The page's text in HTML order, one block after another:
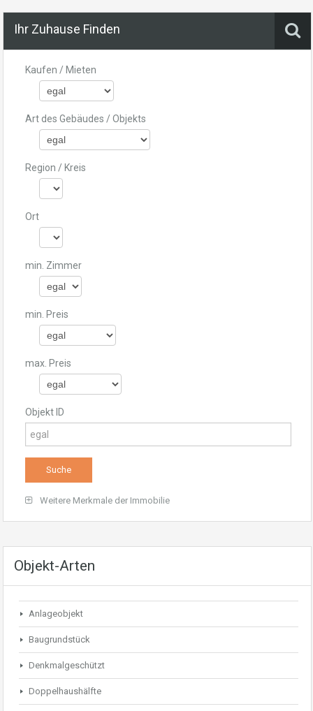
Ihr Zuhause Finden
Kaufen / Mieten
Art des Gebäudes / Objekts
Region / Kreis
Ort
min. Zimmer
min. Preis
max. Preis
Objekt ID
Weitere Merkmale der Immobilie
Objekt-Arten
Anlageobjekt
Baugrundstück
Denkmalgeschützt
Doppelhaushälfte